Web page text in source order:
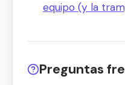
equipo (y la
Preguntas